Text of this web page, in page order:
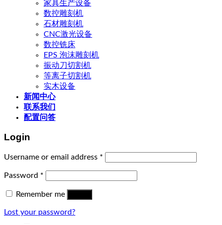
家具生产设备
数控雕刻机
石材雕刻机
CNC激光设备
数控铣床
EPS 泡沫雕刻机
振动刀切割机
等离子切割机
实木设备
新闻中心
联系我们
配置问答
Login
Username or email address *
Password *
Remember me
Lost your password?